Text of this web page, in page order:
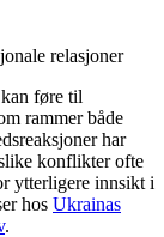
relasjoner
føre til
rammer både
har
konflikter ofte
ytterligere innsikt i
hos Ukrainas
.